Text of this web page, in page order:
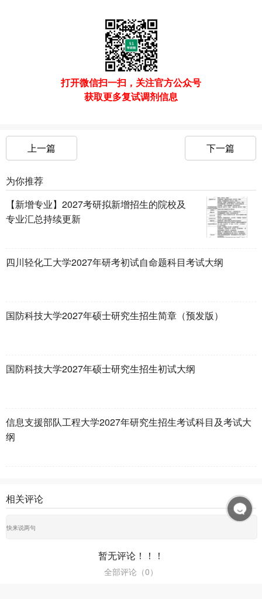
打开微信扫一扫，关注官方公众号
获取更多复试调剂信息
上一篇 下一篇
为你推荐
【新增专业】2027考研拟新增招生的院校及
专业汇总持续更新
四川轻化工大学2027年研考初试自命题科目考试大纲
国防科技大学2027年硕士研究生招生简章（预发版）
国防科技大学2027年硕士研究生招生初试大纲
信息支援部队工程大学2027年研究生招生考试科目及考试大
纲
相关评论
暂无评论！！！
全部评论（0）